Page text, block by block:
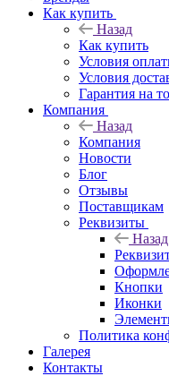
Как купить
Назад
Как купить
Условия
Условия
Гарантия на
Компания
Назад
Компания
Новости
Блог
Отзывы
Поставщикам
Реквизиты
Назад
Кнопки
Иконки
Политика
Галерея
Контакты